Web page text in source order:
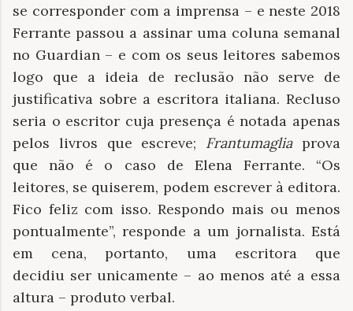
se corresponder com a imprensa – e neste 2018
Ferrante passou a assinar uma coluna semanal
no Guardian – e com os seus leitores sabemos
logo que a ideia de reclusão não serve de
justificativa sobre a escritora italiana. Recluso
seria o escritor cuja presença é notada apenas
pelos livros que escreve; Frantumagliaprova
que não é o caso de Elena Ferrante. “Os
leitores, se quiserem, podem escrever à editora.
Fico feliz com isso. Respondo mais ou menos
pontualmente”, responde a um jornalista. Está
em cena, portanto, uma escritora que
decidiu ser unicamente – ao menos até a essa
altura – produto verbal.